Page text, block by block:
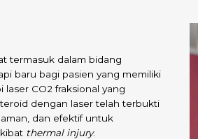
termasuk dalam bidang
baru bagi pasien yang memiliki
CO2 fraksional yang
dengan laser telah terbukti
dan efektif untuk
thermal injury.